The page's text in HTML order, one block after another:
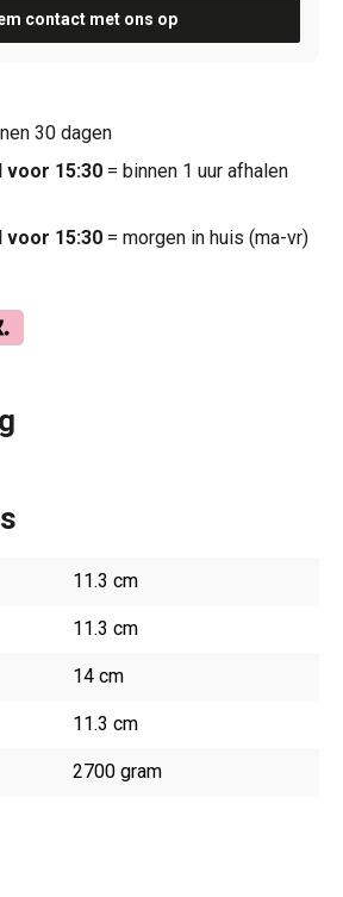
contact met ons op
30 dagen
voor 15:30 = binnen 1 uur afhalen
voor 15:30 = morgen in huis (ma-vr)
11.3 cm
11.3 cm
14 cm
11.3 cm
2700 gram